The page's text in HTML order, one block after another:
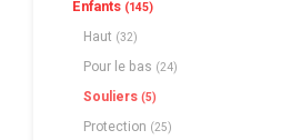
Enfants (145)
Haut (32)
Pour le bas (24)
Souliers (5)
Protection (25)